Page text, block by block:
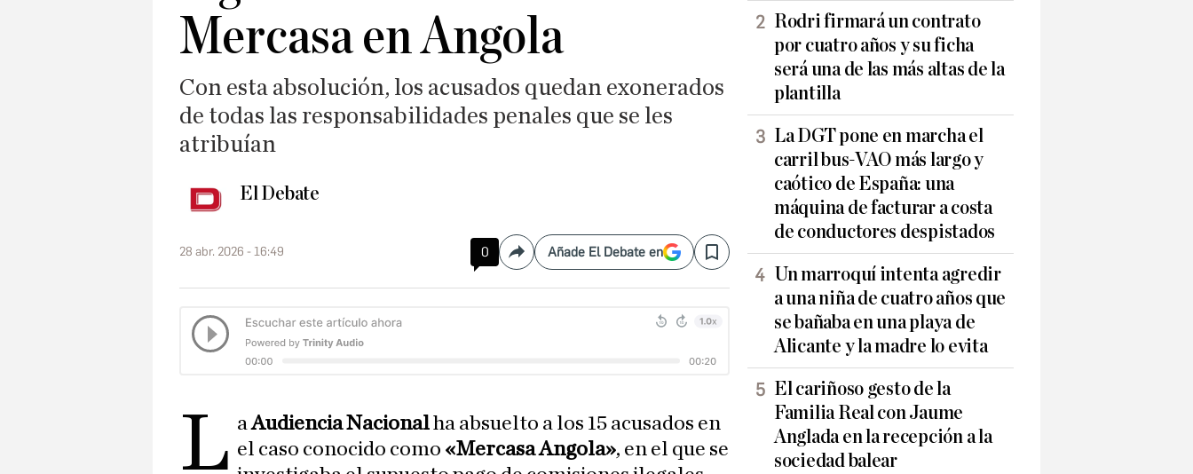
Mercasa en Angola
Con esta absolución, los acusados quedan exonerados
de todas las responsabilidades penales que se les
atribuían
El Debate
28 abr. 2026 - 16:49 0 CompartirAñade El Debate en Save
L aAudiencia Nacionalha absuelto a los 15 acusados en
el caso conocido como «Mercasa Angola», en el que se
Rodri firmará un contrato
por cuatro años y su ficha
será una de las más altas de la
plantilla
La DGT pone en marcha el
carril bus-VAO más largo y
caótico de España: una
máquina de facturar a costa
de conductores despistados
Un marroquí intenta agredir
a una niña de cuatro años que
se bañaba en una playa de
Alicante y la madre lo evita
El cariñoso gesto de la
Familia Real con Jaume
Anglada en la recepción a la
sociedad balear